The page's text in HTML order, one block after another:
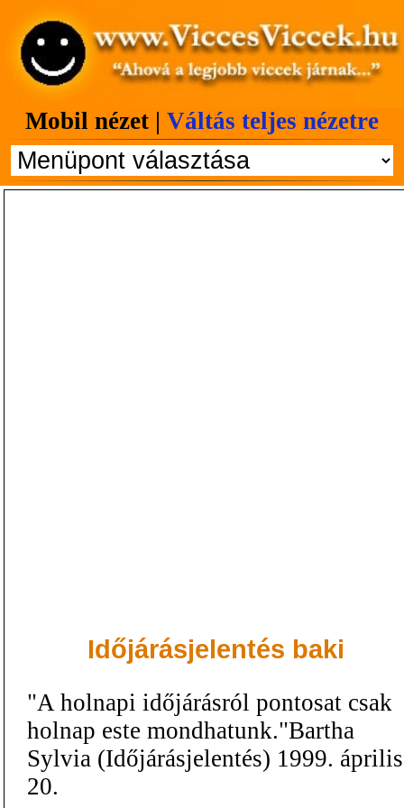
Mobil nézet | Váltás teljes nézetre
Időjárásjelentés baki
"A holnapi időjárásról pontosat csak
holnap este mondhatunk."Bartha
Sylvia (Időjárásjelentés) 1999. április
20.